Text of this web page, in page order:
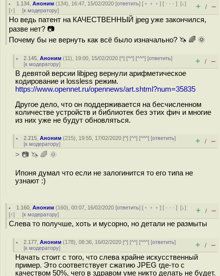
1.134 ,Аноним (134), 16:47, 15/02/2020 [ответить] [ ﹢﹢﹢] [ · · ·][↓]
[↑] [к модератору] + / –
Но ведь патент на КАЧЕСТВЕННЫЙ jpeg уже закончился,
разве нет? 📷
Почему бы не вернуть как всё было изначально? 🦄 🌈 🌞
2.145 ,Аноним (11), 19:00, 15/02/2020 [^] [^^] [^^^] [ответить]
[к модератору] + / –
В девятой версии libjpeg вернули арифметическое
кодирование и lossless режим.
https://www.opennet.ru/opennews/art.shtml?num=35835
Другое дело, что он поддерживается на бесчисленном
количестве устройств и библиотек без этих фич и многие
из них уже не будут обновляться.
2.215 ,Аноним (215), 19:55, 17/02/2020 [^] [^^] [^^^] [ответить]
[к модератору] + / –
> 📷 🦄 🌈 🌞
Ипоня думал что если не залогинится то его типа не
узнают :)
1.160 ,Аноним (160), 00:07, 16/02/2020 [ответить] [ ﹢﹢﹢] [ · · ·][↓]
[↑] [к модератору] + / –
Слева то получше, хоть и мусорно, но детали не размыты
2.177 ,Аноним (178), 08:36, 16/02/2020 [^] [^^] [^^^] [ответить]
[к модератору] + / –
Начать стоит с того, что слева крайне искусственный
пример. Это соответствует сжатию JPEG где-то с
качеством 50%, чего в здравом уме никто делать не будет.